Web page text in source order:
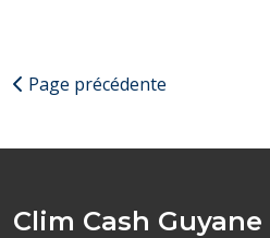
Page précédente
Clim Cash Guyane